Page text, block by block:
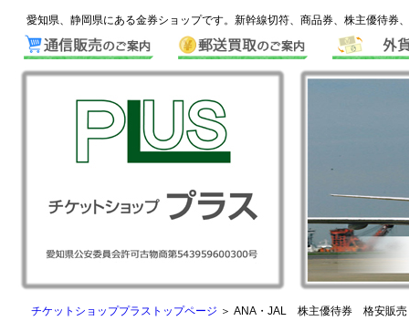
愛知県、静岡県にある金券ショップです。新幹線切符、商品券、株主優待券
チケットショッププラストップページ ＞ ANA・JAL 株主優待券 格安販売